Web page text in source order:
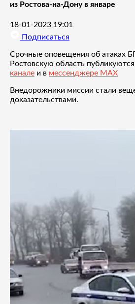
из Ростова-на-Дону в январе
18-01-2023 19:01
Подписаться
Срочные оповещения об атаках
Ростовскую область
канале и в мессенджере MAX
Внедорожники миссии стали
доказательствами.